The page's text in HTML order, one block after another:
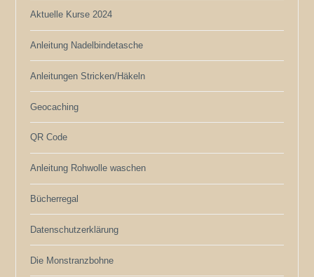
Aktuelle Kurse 2024
Anleitung Nadelbindetasche
Anleitungen Stricken/Häkeln
Geocaching
QR Code
Anleitung Rohwolle waschen
Bücherregal
Datenschutzerklärung
Die Monstranzbohne